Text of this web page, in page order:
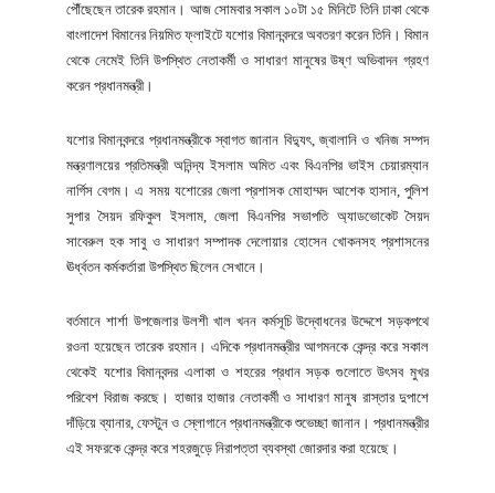
পৌঁছেছেন তারেক রহমান। আজ সোমবার সকাল ১০টা ১৫ মিনিটে তিনি ঢাকা থেকে
বাংলাদেশ বিমানের নিয়মিত ফ্লাইটে যশোর বিমানবন্দরে অবতরণ করেন তিনি। বিমান
থেকে নেমেই তিনি উপস্থিত নেতাকর্মী ও সাধারণ মানুষের উষ্ণ অভিবাদন গ্রহণ
করেন প্রধানমন্ত্রী।
যশোর বিমানবন্দরে প্রধানমন্ত্রীকে স্বাগত জানান বিদ্যুৎ, জ্বালানি ও খনিজ সম্পদ
মন্ত্রণালয়ের প্রতিমন্ত্রী অনিন্দ্য ইসলাম অমিত এবং বিএনপির ভাইস চেয়ারম্যান
নার্গিস বেগম। এ সময় যশোরের জেলা প্রশাসক মোহাম্মদ আশেক হাসান, পুলিশ
সুপার সৈয়দ রফিকুল ইসলাম, জেলা বিএনপির সভাপতি অ্যাডভোকেট সৈয়দ
সাবেরুল হক সাবু ও সাধারণ সম্পাদক দেলোয়ার হোসেন খোকনসহ প্রশাসনের
ঊর্ধ্বতন কর্মকর্তারা উপস্থিত ছিলেন সেখানে।
বর্তমানে শার্শা উপজেলার উলশী খাল খনন কর্মসূচি উদ্বোধনের উদ্দেশে সড়কপথে
রওনা হয়েছেন তারেক রহমান। এদিকে প্রধানমন্ত্রীর আগমনকে কেন্দ্র করে সকাল
থেকেই যশোর বিমানবন্দর এলাকা ও শহরের প্রধান সড়ক গুলোতে উৎসব মুখর
পরিবেশ বিরাজ করছে। হাজার হাজার নেতাকর্মী ও সাধারণ মানুষ রাস্তার দুপাশে
দাঁড়িয়ে ব্যানার, ফেস্টুন ও স্লোগানে প্রধানমন্ত্রীকে শুভেচ্ছা জানান। প্রধানমন্ত্রীর
এই সফরকে কেন্দ্র করে শহরজুড়ে নিরাপত্তা ব্যবস্থা জোরদার করা হয়েছে।